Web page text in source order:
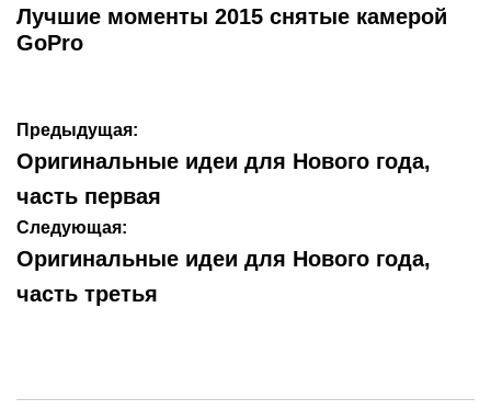
В
Лучшие моменты 2015 снятые камерой
GoPro
Навигация
по
записям
Предыдущая:
Оригинальные идеи для Нового года,
часть первая
Следующая:
Оригинальные идеи для Нового года,
часть третья